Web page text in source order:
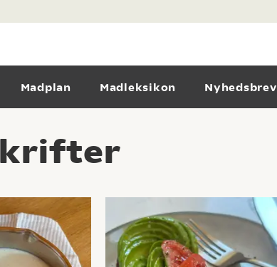
Madplan Madleksikon Nyhedsbrev